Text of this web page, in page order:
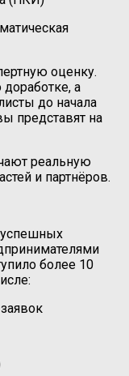
оценку.
а
до начала
представят на
реальную
и партнёров.
успешных
более 10